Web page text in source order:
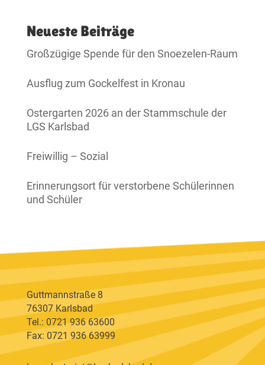
Neueste Beiträge
Großzügige Spende für den Snoezelen-Raum
Ausflug zum Gockelfest in Kronau
Ostergarten 2026 an der Stammschule der
LGS Karlsbad
Freiwillig – Sozial
Erinnerungsort für verstorbene Schülerinnen
und Schüler
Guttmannstraße 8
76307 Karlsbad
Tel.: 0721 936 63600
Fax: 0721 936 63999